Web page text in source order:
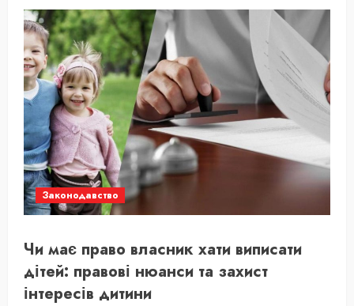
Законодавство
Чи має право власник хати виписати
дітей: правові нюанси та захист
інтересів дитини